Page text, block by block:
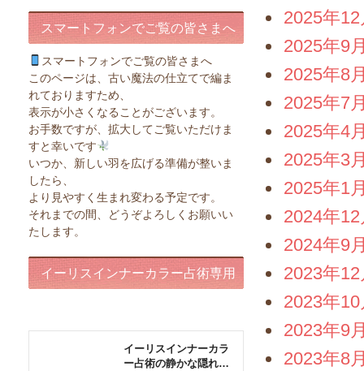
2025年12
2025年9
2025年8
2025年7
2025年4
2025年3
2025年1
2024年12
2024年9
2023年12
2023年10
2023年9
2023年8
スマートフォンでご覧の皆さまへ
スマートフォンでご覧の皆さまへ
このページは、古い魔法の仕立てで編ま
れておりますため、
表示が小さくなることがございます。
お手数ですが、拡大してご覧いただけま
すと幸いです
いつか、新しい羽を広げる準備が整いま
したら、
より見やすく生まれ変わる予定です。
それまでの間、どうぞよろしくお願いい
たします。
イーリスインナーカラー占術専用